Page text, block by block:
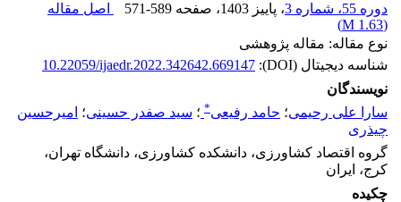
دوره 55، شماره 3
، پاییز 1403 ، صفحه 571-589
اصل مقاله
(
1.63 M
)
نوع مقاله: مقاله پژوهشی
شناسه دیجیتال (DOI):
10.22059/ijaedr.2022.342642.669147
نویسندگان
سارا علی رحیمی؛ حامد رفیعی* ؛ سید صفدر حسینی؛ امیرحسین
چیذری
گروه اقتصاد کشاورزی، دانشکده کشاورزی، دانشگاه تهران،
کرج، ایران
چکیده